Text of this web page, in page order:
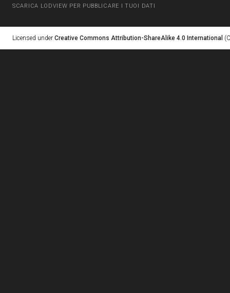
SCARICA LODVIEW PER PUBBLICARE I TUOI DATI
Licensed under Creative Commons Attribution-ShareAlike 4.0 International